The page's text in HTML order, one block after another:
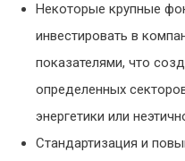
Некоторые крупные
инвестировать в
показателями, что
определенных
энергетики или
Стандартизация и